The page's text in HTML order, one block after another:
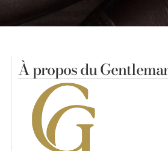
À propos du